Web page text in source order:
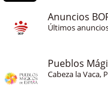
Anuncios
Últimos
Pueblos
Cabeza la Vaca,